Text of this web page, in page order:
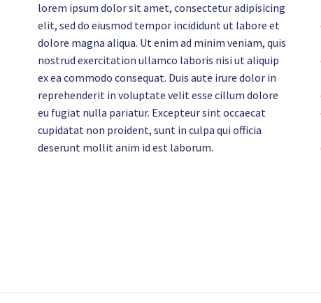
lorem ipsum dolor sit amet, consectetur adipisicing
elit, sed do eiusmod tempor incididunt ut labore et
dolore magna aliqua. Ut enim ad minim veniam, quis
nostrud exercitation ullamco laboris nisi ut aliquip
ex ea commodo consequat. Duis aute irure dolor in
reprehenderit in voluptate velit esse cillum dolore
eu fugiat nulla pariatur. Excepteur sint occaecat
cupidatat non proident, sunt in culpa qui officia
deserunt mollit anim id est laborum.